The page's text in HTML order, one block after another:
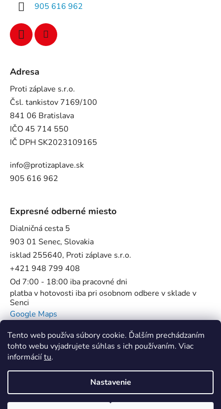
Tento web používa súbory cookie. Ďalším prechádzaním
tohto webu vyjadrujete súhlas s ich používaním. Viac
informáciítu.
Nastavenie
905 616 962
Adresa
Proti záplave s.r.o.
Čsl. tankistov 7169/100
841 06 Bratislava
IČO 45 714 550
IČ DPH SK2023109165
info@protizaplave.sk
905 616 962
Expresné odberné miesto
Dialničná cesta 5
903 01 Senec, Slovakia
isklad 255640, Proti záplave s.r.o.
+421 948 799 408
Od 7:00 - 18:00 iba pracovné dni
platba v hotovosti iba pri osobnom odbere v sklade v
Senci
Google Maps
Flowstop - Proti povodňové bariéry //
SUP Star Pump - Špecialista na pumpy